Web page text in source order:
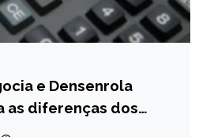
e Densenrola
as diferenças dos